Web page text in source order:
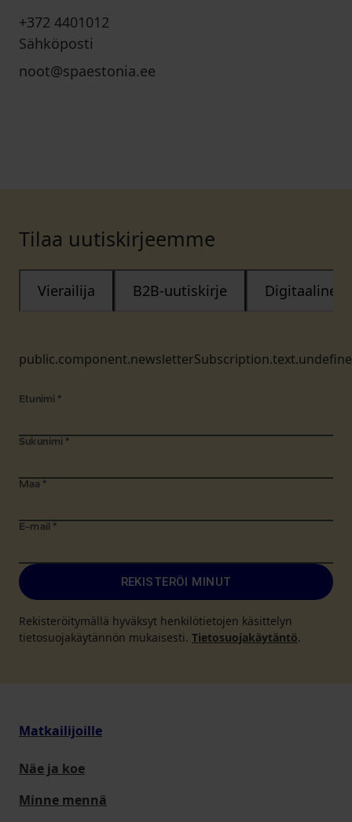
+372 4401012
Sähköposti
noot@spaestonia.ee
Tilaa uutiskirjeemme
Vierailija B2B-uutiskirje Digitaalinen
Etunimi *
Sukunimi *
Maa *
E-mail *
REKISTERÖI MINUT
Rekisteröitymällä hyväksyt henkilötietojen käsittelyn
tietosuojakäytännön mukaisesti. Tietosuojakäytäntö.
Matkailijoille
Näe ja koe
Minne mennä